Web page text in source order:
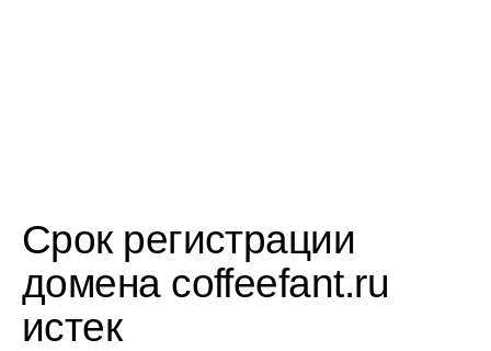
Срок регистрации
домена coffeefant.ru
истек